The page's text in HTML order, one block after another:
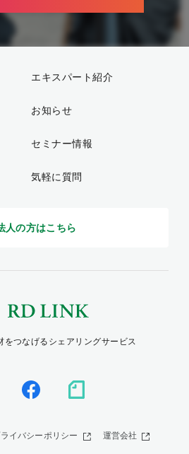
エキスパート紹介
お知らせ
セミナー情報
気軽に質問
人の方はこちら
をつなげるシェアリングサービス
イバシーポリシー 運営会社